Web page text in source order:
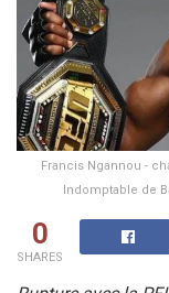
Francis Ngannou -
Indomptable de
0
SHARES